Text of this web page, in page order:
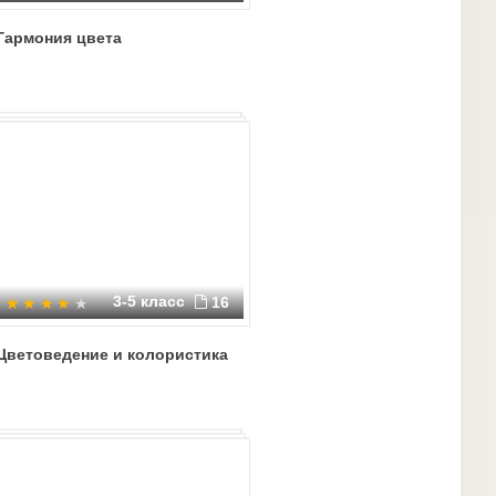
цвета
3-5 класс 16
и колористика